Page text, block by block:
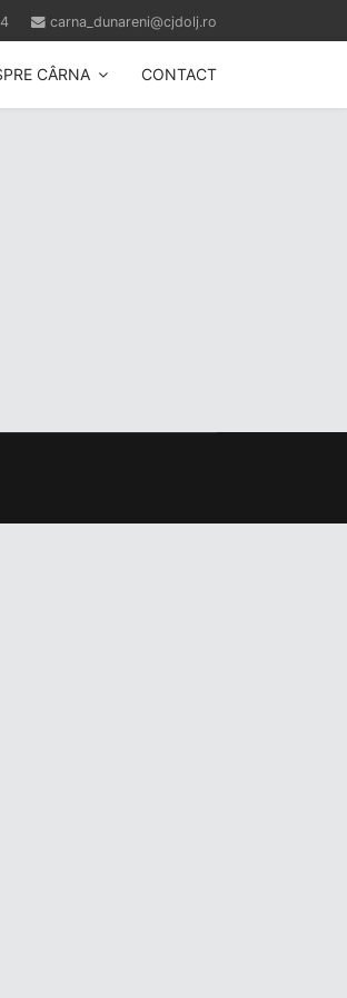
carna_dunareni@cjdolj.ro
CÂRNA CONTACT